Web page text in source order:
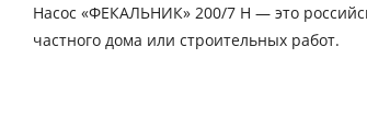
Насос «ФЕКАЛЬНИК» 200/7 Н — это
частного дома или строительных работ.